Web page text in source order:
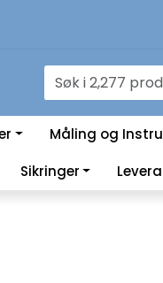
Måling og
Sikringer